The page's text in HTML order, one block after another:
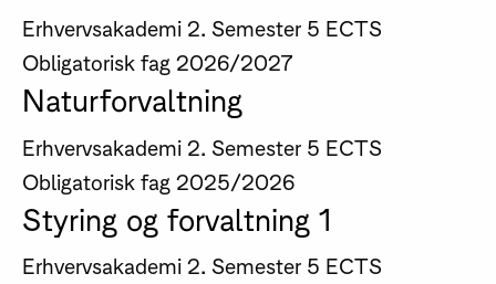
Erhvervsakademi 2. Semester 5 ECTS
Obligatorisk fag 2026/2027
Naturforvaltning
Erhvervsakademi 2. Semester 5 ECTS
Obligatorisk fag 2025/2026
Styring og forvaltning 1
Erhvervsakademi 2. Semester 5 ECTS